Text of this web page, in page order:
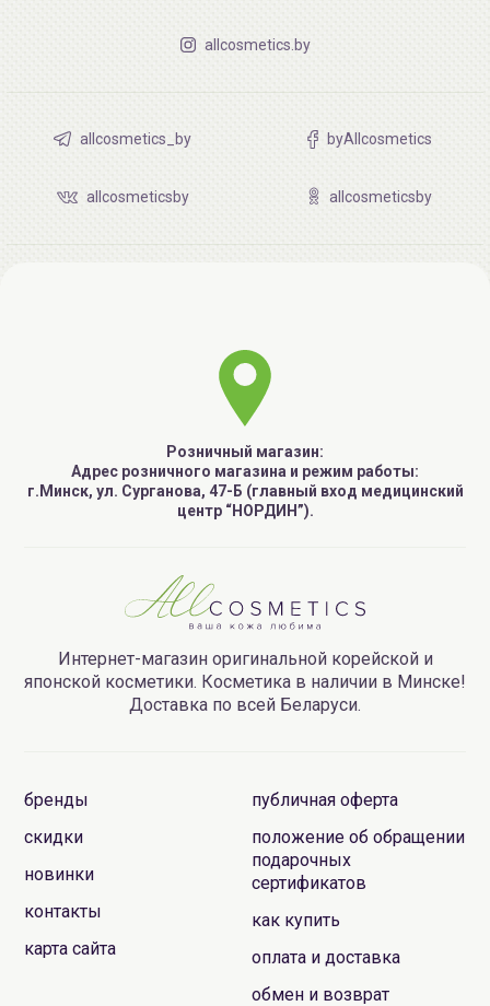
allcosmetics.by
allcosmetics_by byAllcosmetics
allcosmeticsby allcosmeticsby
Розничный магазин:
Адрес розничного магазина и режим работы:
г.Минск, ул. Сурганова, 47-Б (главный вход медицинский
центр “НОРДИН”).
Интернет-магазин оригинальной корейской и
японской косметики. Косметика в наличии в Минске!
Доставка по всей Беларуси.
бренды
скидки
новинки
контакты
карта сайта
публичная оферта
положение об обращении
подарочных
сертификатов
как купить
оплата и доставка
обмен и возврат